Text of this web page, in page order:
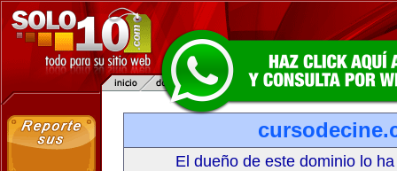
El dueño de este dominio lo